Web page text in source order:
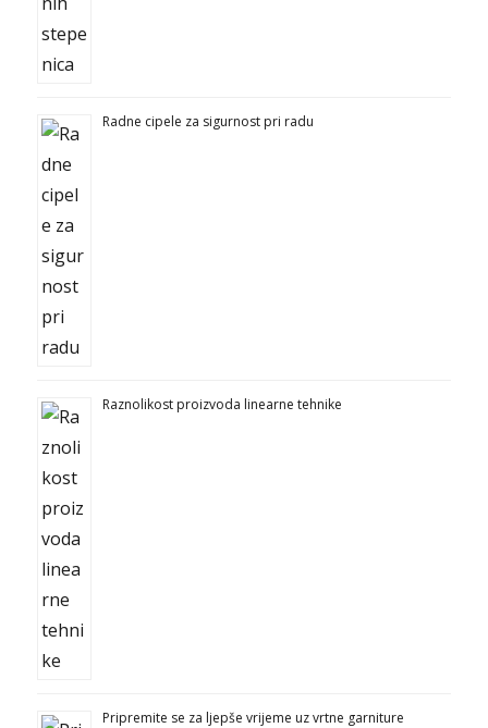
Radne cipele za sigurnost pri radu
Raznolikost proizvoda linearne tehnike
Pripremite se za ljepše vrijeme uz vrtne garniture